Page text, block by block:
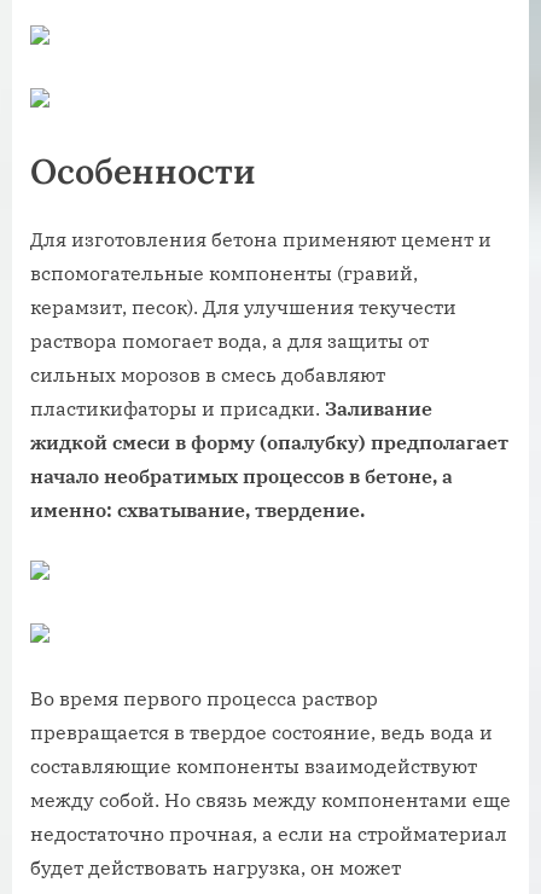
Особенности
Для изготовления бетона применяют цемент и
вспомогательные компоненты (гравий,
керамзит, песок). Для улучшения текучести
раствора помогает вода, а для защиты от
сильных морозов в смесь добавляют
пластикифаторы и присадки. Заливание
жидкой смеси в форму (опалубку) предполагает
начало необратимых процессов в бетоне, а
именно: схватывание, твердение.
Во время первого процесса раствор
превращается в твердое состояние, ведь вода и
составляющие компоненты взаимодействуют
между собой. Но связь между компонентами еще
недостаточно прочная, а если на стройматериал
будет действовать нагрузка, он может